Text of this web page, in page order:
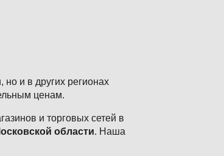
, но и в других регионах
ценам.
и торговых сетей в
области. Наша